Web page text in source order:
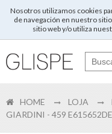
Nosotros utilizamos cookies
de navegación en nuestro
sitio web y/o utiliza
HOME LOJA
GIARDINI - 459 E615652DE